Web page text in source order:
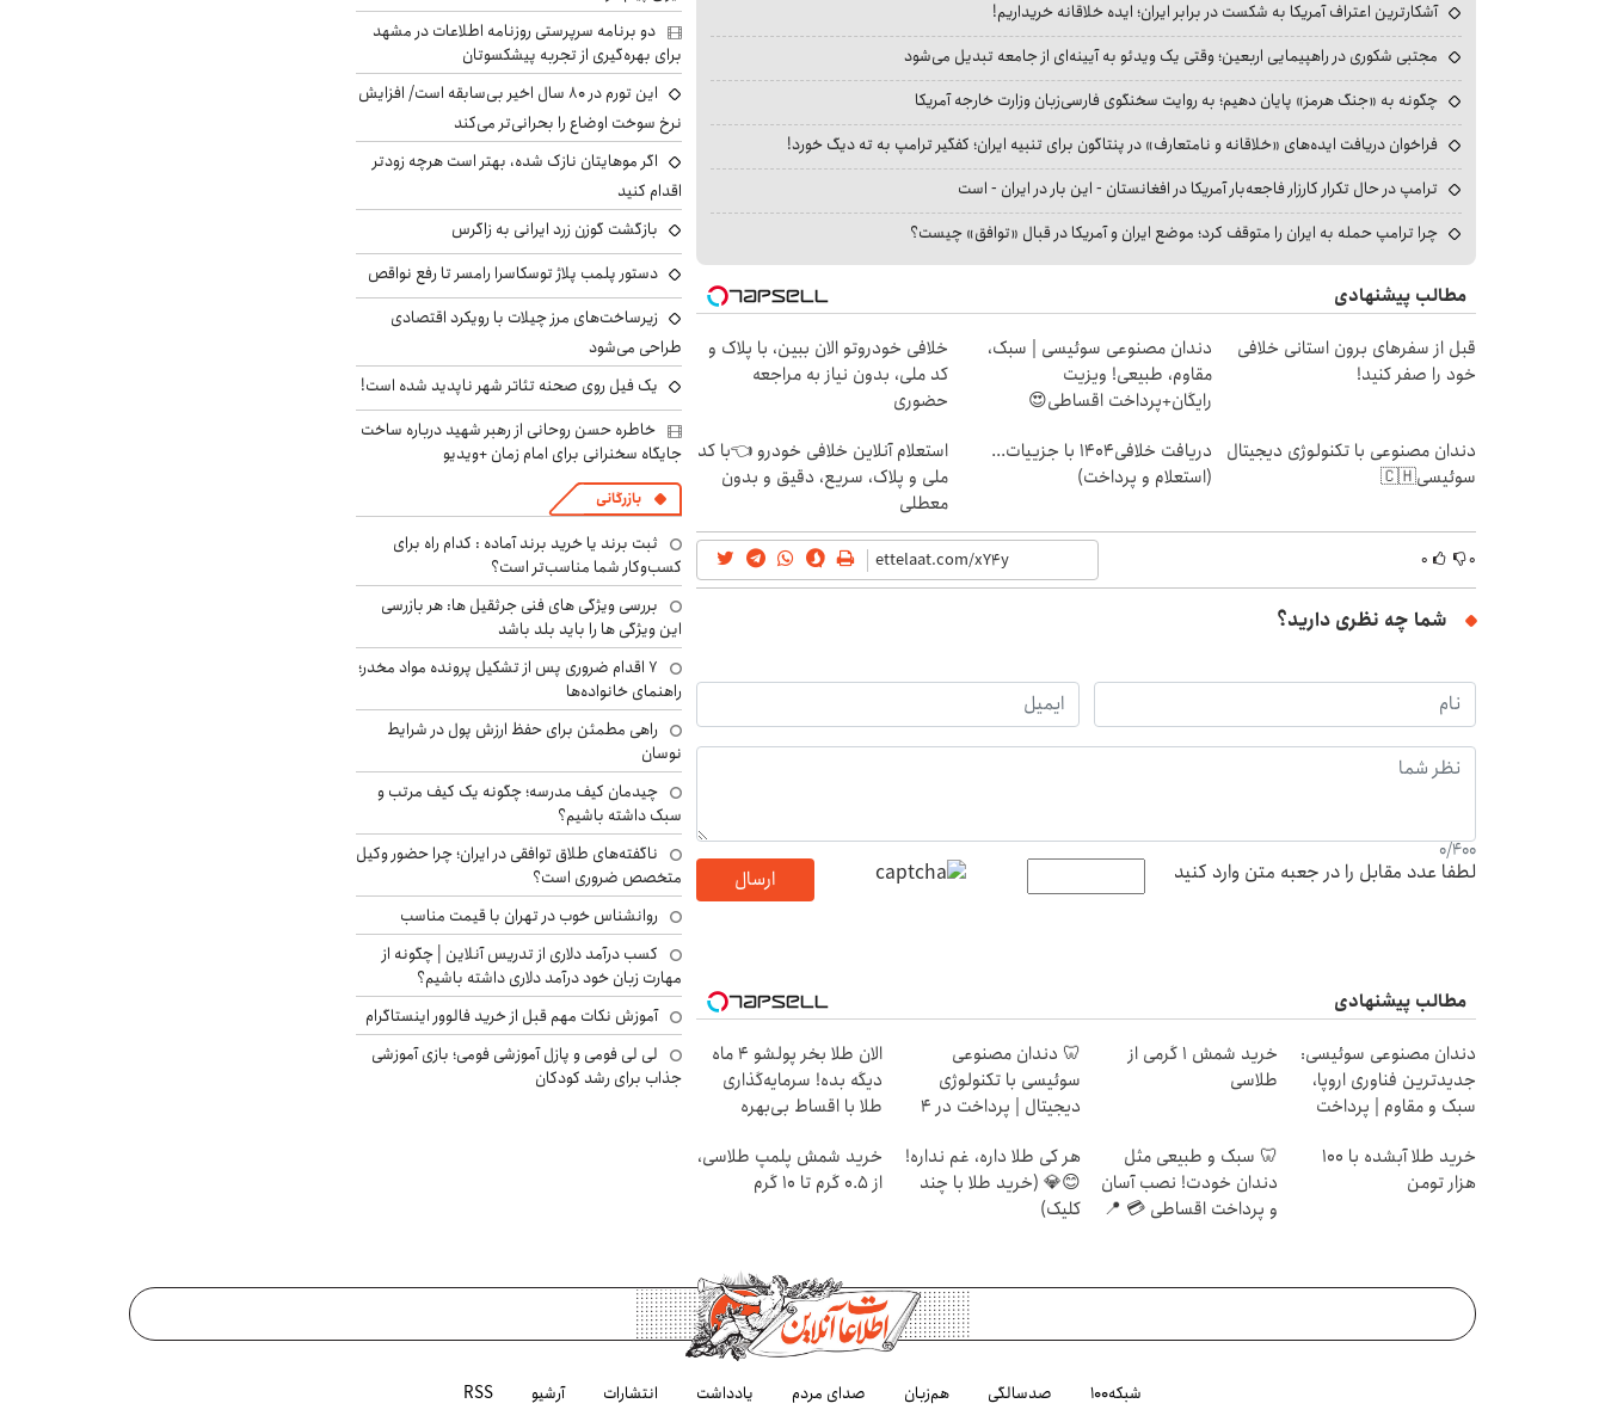
آشکارترین اعتراف آمریکا به شکست در برابر ایران؛ ایده خلاقانه خریداریم!
مجتبی شکوری در راهپیمایی اربعین؛ وقتی یک ویدئو به آیینه‌ای از جامعه تبدیل می‌شود
چگونه به «جنگ هرمز» پایان دهیم؛ به روایت سخنگوی فارسی‌زبان وزارت خارجه آمریکا
فراخوان دریافت ایده‌های «خلاقانه و نامتعارف» در پنتاگون برای تنبیه ایران؛ کفگیر ترامپ به ته دیگ خورد!
ترامپ در حال تکرار کارزار فاجعه‌بار آمریکا در افغانستان - این بار در ایران - است
چرا ترامپ حمله به ایران را متوقف کرد؛ موضع ایران و آمریکا در قبال «توافق» چیست؟
مطالب پیشنهادی
قبل از سفرهای برون استانی خلافی
خود را صفر کنید!
دندان مصنوعی سوئیسی | سبک،
مقاوم، طبیعی! ویزیت
رایگان+پرداخت اقساطی😍
خلافی خودروتو الان ببین، با پلاک و
کد ملی، بدون نیاز به مراجعه
حضوری
دندان مصنوعی با تکنولوژی دیجیتال
سوئیسی🇨🇭
دریافت خلافی۱۴۰۴ با جزییات...
(استعلام و پرداخت)
استعلام آنلاین خلافی خودرو 👈با کد
ملی و پلاک، سریع، دقیق و بدون
معطلی
۰ ۰
شما چه نظری دارید؟
0/400
لطفا عدد مقابل را در جعبه متن وارد کنید ارسال
مطالب پیشنهادی
دندان مصنوعی سوئیسی:
جدیدترین فناوری اروپا،
سبک و مقاوم | پرداخت
خرید شمش 1 گرمی از
طلاسی
🦷 دندان مصنوعی
سوئیسی با تکنولوژی
دیجیتال | پرداخت در 4
الان طلا بخر پولشو 4 ماه
دیگه بده! سرمایه‌گذاری
طلا با اقساط بی‌بهره
خرید طلا آبشده با 100
هزار تومن
🦷 سبک و طبیعی مثل
دندان خودت! نصب آسان
و پرداخت اقساطی 💳 📍
هر کی طلا داره، غم نداره!
😊💎 (خرید طلا با چند
کلیک)
خرید شمش پلمپ طلاسی،
از ۰.۵ گرم تا ۱۰ گرم
دو برنامه سرپرستی روزنامه اطلاعات در مشهد
برای بهره‌گیری از تجربه پیشکسوتان
این تورم در ۸۰ سال اخیر بی‌سابقه است/ افزایش
نرخ سوخت اوضاع را بحرانی‌تر می‌کند
اگر موهایتان نازک شده، بهتر است هرچه زودتر
اقدام کنید
بازگشت گوزن زرد ایرانی به زاگرس
دستور پلمب پلاژ توسکاسرا رامسر تا رفع نواقص
زیرساخت‌های مرز چیلات با رویکرد اقتصادی
طراحی می‌شود
یک فیل روی صحنه تئاتر شهر ناپدید شده است!
خاطره حسن روحانی از رهبر شهید درباره ساخت
جایگاه سخنرانی برای امام زمان +ویدیو
بازرگانی
ثبت برند یا خرید برند آماده : کدام راه برای
کسب‌وکار شما مناسب‌تر است؟
بررسی ویژگی های فنی جرثقیل ها: هر بازرسی
این ویژگی ها را باید بلد باشد
۷ اقدام ضروری پس از تشکیل پرونده مواد مخدر؛
راهنمای خانواده‌ها
راهی مطمئن برای حفظ ارزش پول در شرایط
نوسان
چیدمان کیف مدرسه؛ چگونه یک کیف مرتب و
سبک داشته باشیم؟
ناگفته‌های طلاق توافقی در ایران؛ چرا حضور وکیل
متخصص ضروری است؟
روانشناس خوب در تهران با قیمت مناسب
کسب درآمد دلاری از تدریس آنلاین | چگونه از
مهارت زبان خود درآمد دلاری داشته باشیم؟
آموزش نکات مهم قبل از خرید فالوور اینستاگرام
لی لی فومی و پازل آموزشی فومی؛ بازی آموزشی
جذاب برای رشد کودکان
شبکه۱۰۰ صدسالگی هم‌زبان صدای مردم یادداشت انتشارات آرشیو RSS